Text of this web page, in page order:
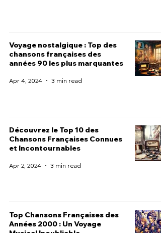
Voyage nostalgique : Top des
chansons françaises des
années 90 les plus marquantes
Apr 4, 2024 3 min read
Découvrez le Top 10 des
Chansons Françaises Connues
et Incontournables
Apr 2, 2024 3 min read
Top Chansons Françaises des
Années 2000 : Un Voyage